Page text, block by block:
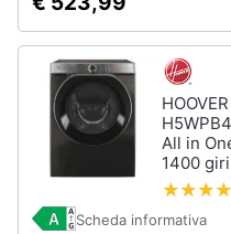
All in
1400 giri
Scheda informativa